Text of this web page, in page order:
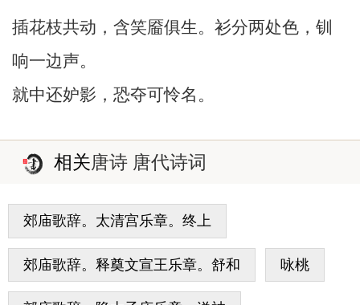
插花枝共动，含笑靥俱生。衫分两处色，钏
响一边声。
就中还妒影，恐夺可怜名。
相关唐诗 唐代诗词
郊庙歌辞。太清宫乐章。终上
郊庙歌辞。释奠文宣王乐章。舒和 咏桃